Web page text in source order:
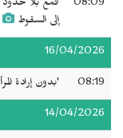
08:09
قمع بلا حدود
إلى السقوط
16/04/2026
08:19 'بدون إرادة
14/04/2026